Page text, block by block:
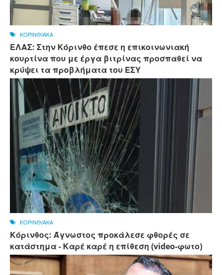
ΚΟΡΙΝΘΙΑΚΑ
ΕΛΑΣ: Στην Κόρινθο έπεσε η επικοινωνιακή
κουρτίνα που με έργα βιτρίνας προσπαθεί να
κρύψει τα προβλήματα του ΕΣΥ
ΚΟΡΙΝΘΙΑΚΑ
Κόρινθος: Άγνωστος προκάλεσε φθορές σε
κατάστημα - Καρέ καρέ η επίθεση (video-φωτο)